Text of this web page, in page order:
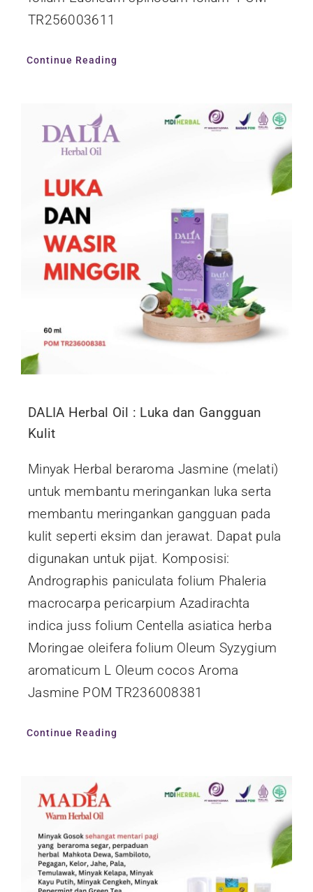
TR256003611
Continue Reading
DALIA Herbal Oil : Luka dan Gangguan
Kulit
Minyak Herbal beraroma Jasmine (melati)
untuk membantu meringankan luka serta
membantu meringankan gangguan pada
kulit seperti eksim dan jerawat. Dapat pula
digunakan untuk pijat. Komposisi:
Andrographis paniculata folium Phaleria
macrocarpa pericarpium Azadirachta
indica juss folium Centella asiatica herba
Moringae oleifera folium Oleum Syzygium
aromaticum L Oleum cocos Aroma
Jasmine POM TR236008381
Continue Reading